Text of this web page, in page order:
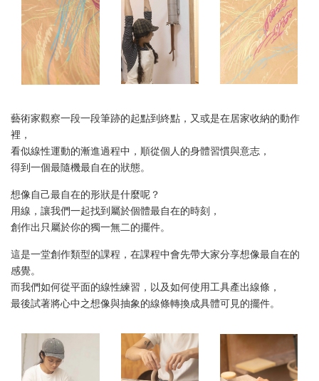
藝術家觀察一段一段筆跡的起點到終點，又或是在居家收納的動作
裡，
看似線性運動的漸進過程中，順從個人的身體習慣與意志，
得到一個最隨機最自在的狀態。
想像自己最自在的形狀是什麼呢？
用線，讓我們一起找到屬於個體最自在的時刻，
創作出只屬於你的獨一無二的擺件。
這是一堂創作類型的課程，在課程中會先帶大家分享想像最自在的
感覺。
而我們如何從平面的線性練習，以及如何使用工具產出線條，
最後試著將心中之想像與抽象的線條轉換成具體可見的擺件。